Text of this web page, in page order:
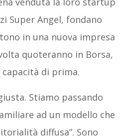
Super Angel, fondano
in una nuova impresa
quoteranno in Borsa,
di prima.
Stiamo passando
ad un modello che
diffusa”. Sono